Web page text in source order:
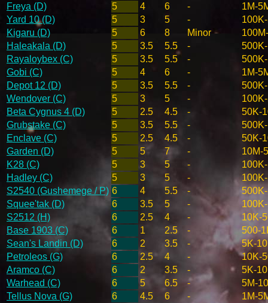
Freya (D)
5 4 6 -
1M-
Yard 10 (D)
5 3 5 -
Kigaru (D)
5 6 8 Minor
Haleakala (D)
5 3.5 5.5 -
Rayaloybex (C)
5 3.5 5.5 -
Gobi (C)
5 4 6 -
1M-
Depot 12 (D)
5 3.5 5.5 -
Wendover (C)
5 3 5 -
Beta Cygnus 4 (D)
5 2.5 4.5 -
50K-
Grubstake (C)
5 3.5 5.5 -
Enclave (C)
5 2.5 4.5 -
50K-
Garden (D)
5 5 7 -
10M-
K28 (C)
5 3 5 -
Hadley (C)
5 3 5 -
S2540 (Gushemege / P) 6 4 5.5 -
Squee'tak (D)
6 3.5 5 -
S2512 (H)
6 2.5 4 -
10K-
Base 1903 (C)
6 1 2.5 -
500-
Sean's Landin (D)
6 2 3.5 -
5K-
Petroleos (G)
6 2.5 4 -
10K-
Aramco (C)
6 2 3.5 -
5K-
Warhead (C)
6 5 6.5 -
5M-
Tellus Nova (G)
6 4.5 6 -
1M-